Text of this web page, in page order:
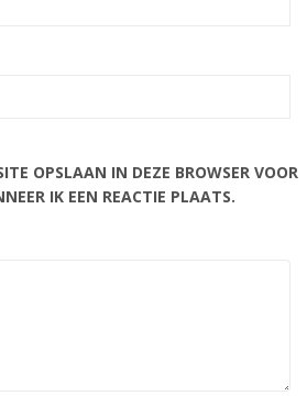
OPSLAAN IN DEZE BROWSER VOOR
IK EEN REACTIE PLAATS.